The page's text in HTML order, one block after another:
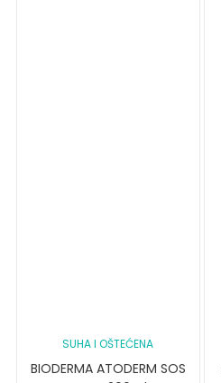
SUHA I OŠTEĆENA
BIODERMA ATODERM SOS